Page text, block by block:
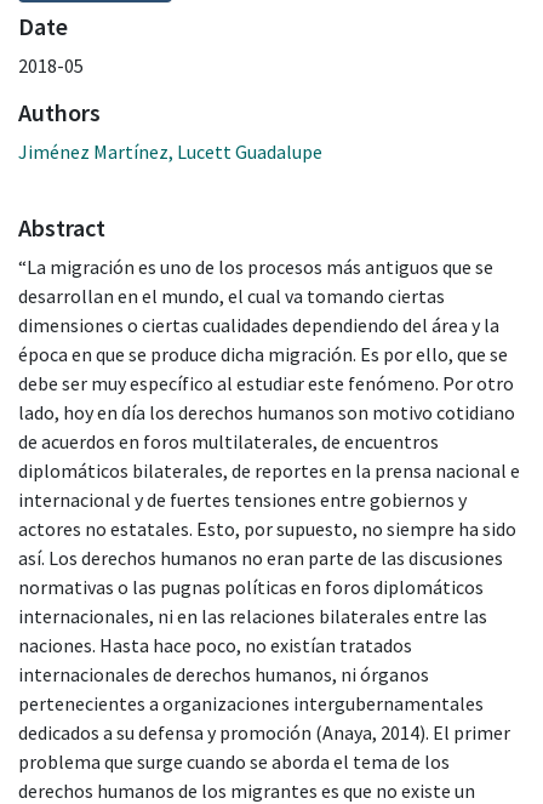
Date
2018-05
Authors
Jiménez Martínez, Lucett Guadalupe
Abstract
“La migración es uno de los procesos más antiguos que se
desarrollan en el mundo, el cual va tomando ciertas
dimensiones o ciertas cualidades dependiendo del área y la
época en que se produce dicha migración. Es por ello, que se
debe ser muy específico al estudiar este fenómeno. Por otro
lado, hoy en día los derechos humanos son motivo cotidiano
de acuerdos en foros multilaterales, de encuentros
diplomáticos bilaterales, de reportes en la prensa nacional e
internacional y de fuertes tensiones entre gobiernos y
actores no estatales. Esto, por supuesto, no siempre ha sido
así. Los derechos humanos no eran parte de las discusiones
normativas o las pugnas políticas en foros diplomáticos
internacionales, ni en las relaciones bilaterales entre las
naciones. Hasta hace poco, no existían tratados
internacionales de derechos humanos, ni órganos
pertenecientes a organizaciones intergubernamentales
dedicados a su defensa y promoción (Anaya, 2014). El primer
problema que surge cuando se aborda el tema de los
derechos humanos de los migrantes es que no existe un